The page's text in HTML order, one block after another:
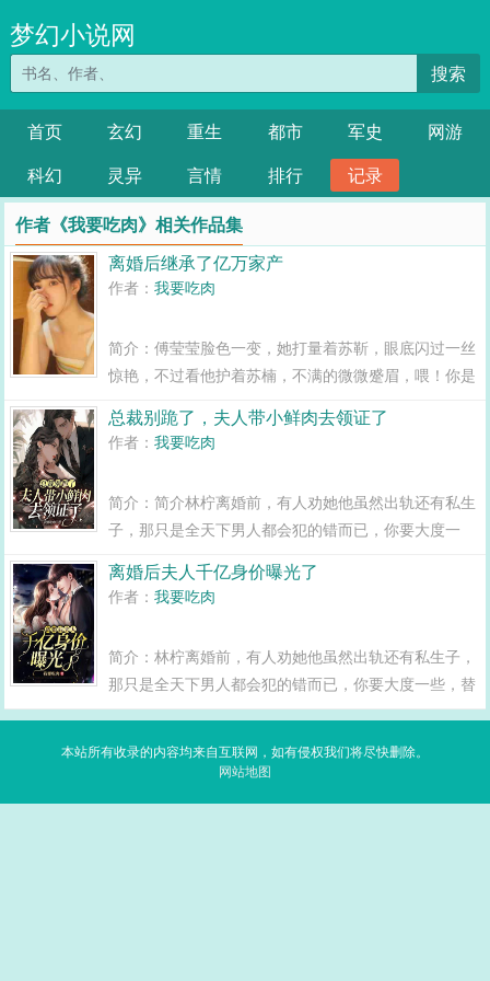
梦幻小说网
搜索
首页 玄幻 重生 都市 军史
网游
科幻
灵异 言情 排行 记录
作者《我要吃肉》相关作品集
离婚后继承了亿万家产
作者：我要吃肉
简介：傅莹莹脸色一变，她打量着苏靳，眼底闪过一丝
惊艳，不过看他护着苏楠，不满的微微蹙眉，喂！你是
和，嫌弃的打量着苏楠，就是，也不看看自己是什么货
总裁别跪了，夫人带小鲜肉去领证了
作者：我要吃肉
简介：简介林柠离婚前，有人劝她他虽然出轨还有私生
子，那只是全天下男人都会犯的错而已，你要大度一
世界女首富，身边的小鲜肉没有断过。每当绯闻传出
离婚后夫人千亿身价曝光了
作者：我要吃肉
简介：林柠离婚前，有人劝她他虽然出轨还有私生子，
那只是全天下男人都会犯的错而已，你要大度一些，替
他好好养孩子。林柠离婚后，摇身一变成为成为世界女
个出来辟谣的就是她的前夫周聿安...
本站所有收录的内容均来自互联网，如有侵权我们将尽快删除。
网站地图